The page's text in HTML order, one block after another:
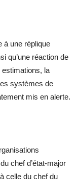
à une réplique
qu’une réaction de
estimations, la
systèmes de
mis en alerte.
chef d’état-major
celle du chef du